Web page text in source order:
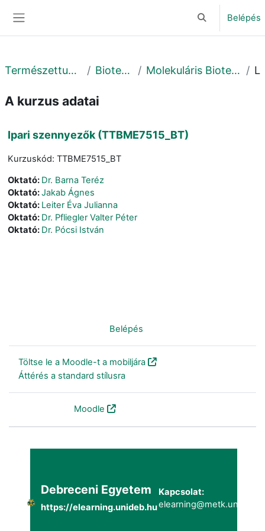
KeresésiBelépés
Természettudományi és Technológiai Kar Biotechnológiai Intézet Molekuláris Biotechnológiai és Mikrobiológiai Tanszék
A kurzus adatai
Ipari szennyezők (TTBME7515_BT)
Kurzuskód: TTBME7515_BT
Oktató: Dr. Barna Teréz
Oktató:Jakab Ágnes
Oktató: Leiter Éva Julianna
Oktató: Dr. Pfliegler Valter Péter
Oktató: Dr. Pócsi István
Belépés
Töltse le a Moodle-t a mobiljára
Áttérés a standard stílusra
Moodle
Debreceni Egyetem
https://elearning.unideb.hu
Kapcsolat: